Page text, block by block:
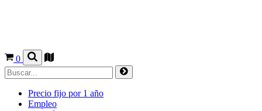
0
Precio fijo por 1 año
Empleo